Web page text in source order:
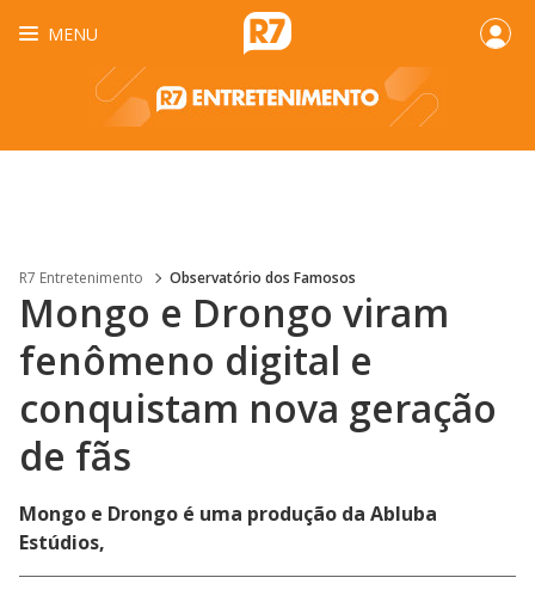
MENU
R7 Entretenimento Observatório dos Famosos
Mongo e Drongo viram
fenômeno digital e
conquistam nova geração
de fãs
Mongo e Drongo é uma produção da Abluba
Estúdios,